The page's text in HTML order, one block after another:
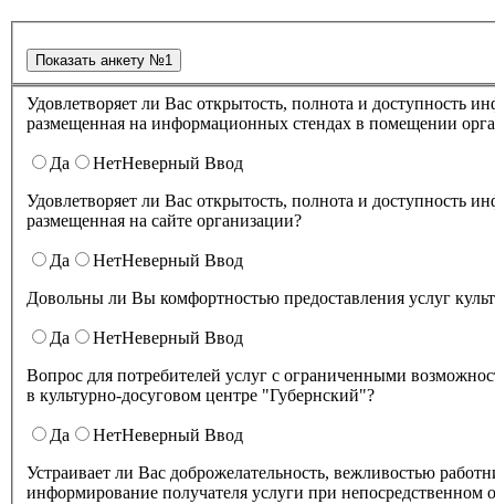
Удовлетворяет ли Вас открытость, полнота и доступность информации о деятельности в культурно-досуговом центре "Губернский" ,
размещенная на информационных стендах в помещении
Да НетНеверный Ввод
Удовлетворяет ли Вас открытость, полнота и доступность информации о деятельности культурно-досугового центра "Губернский" ,
размещенная на сайте организации?
Да НетНеверный Ввод
Довольны ли Вы комфортностью предоставления услуг
Да НетНеверный Ввод
Вопрос для потребителей услуг с ограниченными
в культурно-досуговом центре "Губернский"?
Да НетНеверный Ввод
Устраивает ли Вас доброжелательность, вежливостью работников организации культуры, обеспечивающих первичный контакт и
информирование получателя услуги при